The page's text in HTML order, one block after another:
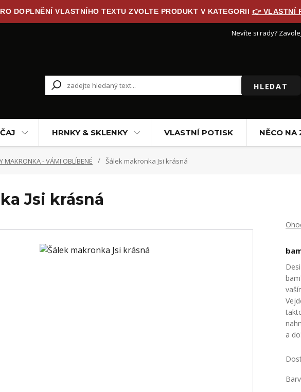
DOPLNĚNÍ VLASTNÍHO TEXTU ZVOLTE PRODUKT V KATEGORII 👉 VLASTNÍ
HLEDAT
Nevíte si rady?
ČAJ HRNKY & SKLENKY VLASTNÍ POTISK NĚCO NA
MAKRONKA - VÁMI OBLÍBENÉ Šálek makronka Jsi krásná
Jsi krásná
a